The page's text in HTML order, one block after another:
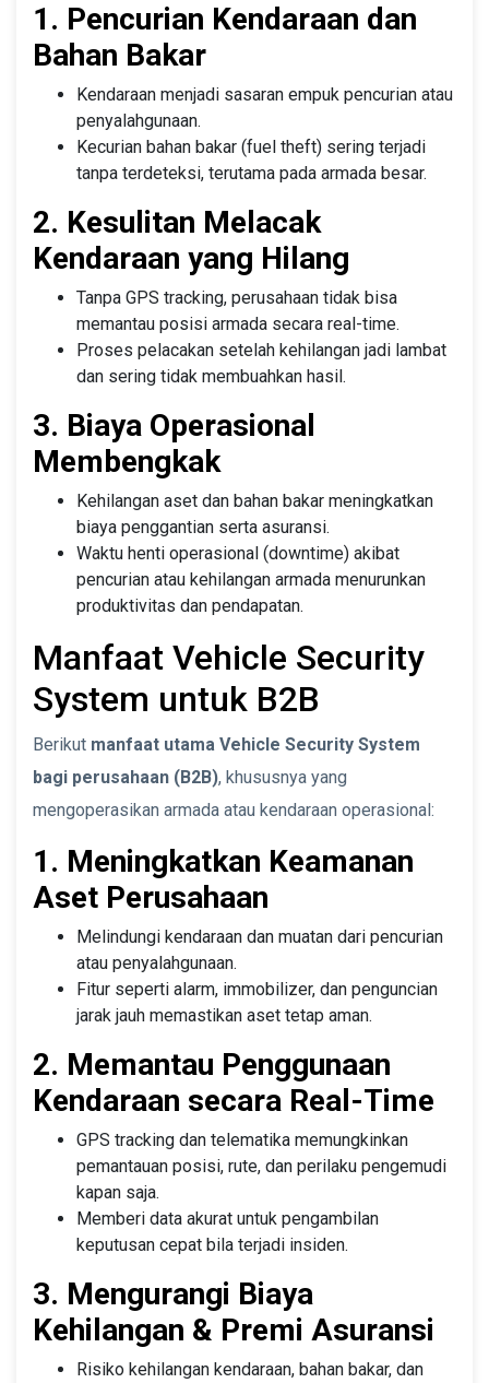
1. Pencurian Kendaraan dan
Bahan Bakar
Kendaraan menjadi sasaran empuk pencurian atau
penyalahgunaan.
Kecurian bahan bakar (fuel theft) sering terjadi
tanpa terdeteksi, terutama pada armada besar.
2. Kesulitan Melacak
Kendaraan yang Hilang
Tanpa GPS tracking, perusahaan tidak bisa
memantau posisi armada secara real-time.
Proses pelacakan setelah kehilangan jadi lambat
dan sering tidak membuahkan hasil.
3. Biaya Operasional
Membengkak
Kehilangan aset dan bahan bakar meningkatkan
biaya penggantian serta asuransi.
Waktu henti operasional (downtime) akibat
pencurian atau kehilangan armada menurunkan
produktivitas dan pendapatan.
Manfaat Vehicle Security
System untuk B2B
Berikut manfaat utama Vehicle Security System
bagi perusahaan (B2B), khususnya yang
mengoperasikan armada atau kendaraan operasional:
1. Meningkatkan Keamanan
Aset Perusahaan
Melindungi kendaraan dan muatan dari pencurian
atau penyalahgunaan.
Fitur seperti alarm, immobilizer, dan penguncian
jarak jauh memastikan aset tetap aman.
2. Memantau Penggunaan
Kendaraan secara Real-Time
GPS tracking dan telematika memungkinkan
pemantauan posisi, rute, dan perilaku pengemudi
kapan saja.
Memberi data akurat untuk pengambilan
keputusan cepat bila terjadi insiden.
3. Mengurangi Biaya
Kehilangan & Premi Asuransi
Risiko kehilangan kendaraan, bahan bakar, dan